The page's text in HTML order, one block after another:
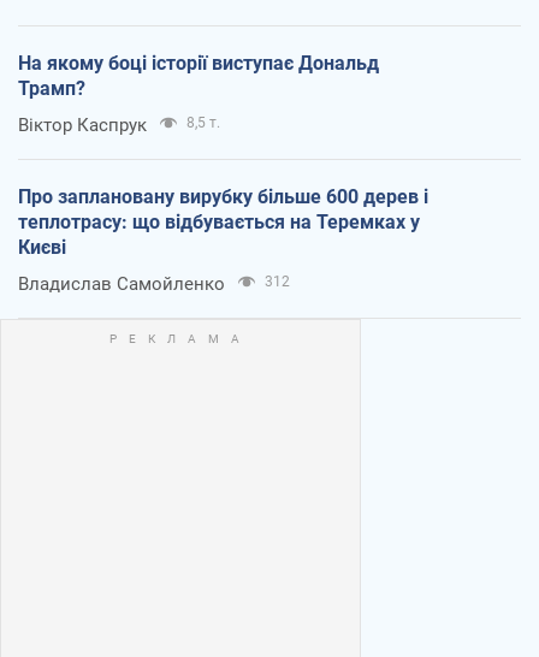
На якому боці історії виступає Дональд
Трамп?
Віктор Каспрук 8,5 т.
Про заплановану вирубку більше 600 дерев і
теплотрасу: що відбувається на Теремках у
Києві
Владислав Самойленко 312